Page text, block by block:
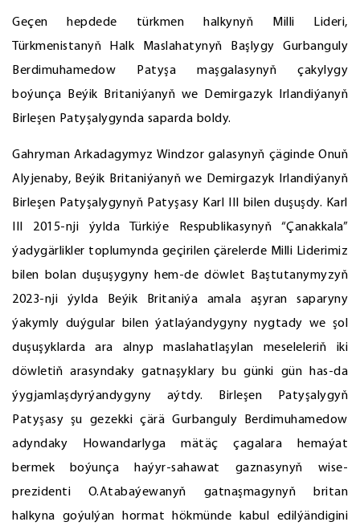
Geçen hepdede türkmen halkynyň Milli Lideri,
Türkmenistanyň Halk Maslahatynyň Başlygy Gurbanguly
Berdimuhamedow Patyşa maşgalasynyň çakylygy
boýunça Beýik Britaniýanyň we Demirgazyk Irlandiýanyň
Birleşen Patyşalygynda saparda boldy.
Gahryman Arkadagymyz Windzor galasynyň çäginde Onuň
Alyjenaby, Beýik Britaniýanyň we Demirgazyk Irlandiýanyň
Birleşen Patyşalygynyň Patyşasy Karl III bilen duşuşdy. Karl
III 2015-nji ýylda Türkiýe Respublikasynyň “Çanakkala”
ýadygärlikler toplumynda geçirilen çärelerde Milli Liderimiz
bilen bolan duşuşygyny hem-de döwlet Baştutanymyzyň
2023-nji ýylda Beýik Britaniýa amala aşyran saparyny
ýakymly duýgular bilen ýatlaýandygyny nygtady we şol
duşuşyklarda ara alnyp maslahatlaşylan meseleleriň iki
döwletiň arasyndaky gatnaşyklary bu günki gün has-da
ýygjamlaşdyrýandygyny aýtdy. Birleşen Patyşalygyň
Patyşasy şu gezekki çärä Gurbanguly Berdimuhamedow
adyndaky Howandarlyga mätäç çagalara hemaýat
bermek boýunça haýyr-sahawat gaznasynyň wise-
prezidenti O.Atabaýewanyň gatnaşmagynyň britan
halkyna goýulýan hormat hökmünde kabul edilýändigini